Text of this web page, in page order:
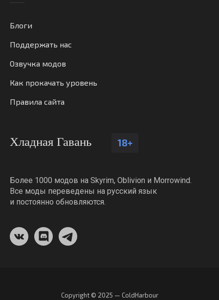
Блоги
Поддержать нас
Озвучка модов
Как прокачать уровень
Правила сайта
Хладная Гавань 18+
Более 1000 модов на Skyrim, Oblivion и Morrowind.
Все моды переведены на русский язык
и постоянно обновляются.
Copyright © 2025 — ColdHarbour